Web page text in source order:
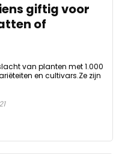
giftig voor
of
van planten met 1.000
en cultivars.Ze zijn